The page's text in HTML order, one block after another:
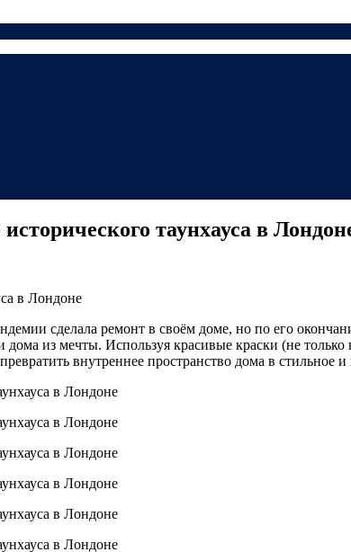
таунхауса в
сделала ремонт в своём доме, но по его
из мечты. Используя красивые краски (не
внутреннее пространство дома в стильное